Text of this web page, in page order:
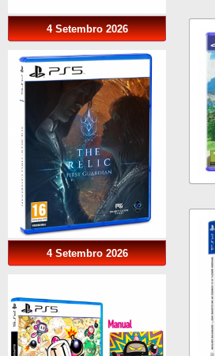
4 Setembro 2026
4 Setembro 2026